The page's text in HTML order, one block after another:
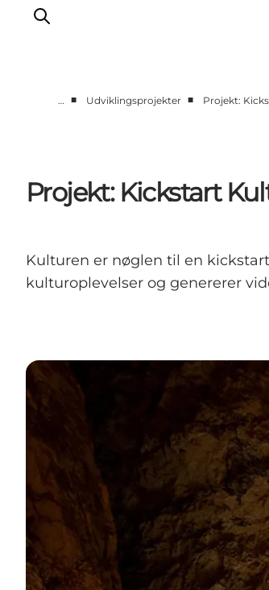
Projekter
Partnersamarbejde
Presse
Om os
… ■ Udviklingsprojekter ■ Projekt:
Projekt: Kickstart
Kulturen er nøglen til en
kulturoplevelser og genererer